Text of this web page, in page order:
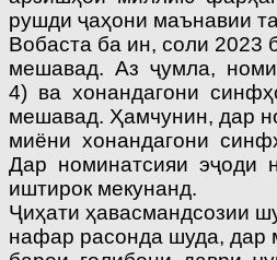
рушди ҷаҳони маънавии
Вобаста ба ин, соли 2023
мешавад. Аз ҷумла,
4) ва хонандагони
мешавад. Ҳамчунин, дар
миёни хонандагони
Дар номинатсияи эҷоди
иштирок мекунанд.
Ҷиҳати ҳавасмандсозии
нафар расонда шуда,